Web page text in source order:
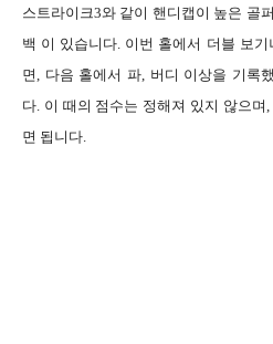
스트라이크3와 같이 핸디캡이 높은 골
백 이 있습니다. 이번 홀에서 더블 보
면, 다음 홀에서 파, 버디 이상을 기록
다. 이 때의 점수는 정해져 있지 않으
면 됩니다.